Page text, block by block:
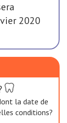
2020
la date de
conditions?